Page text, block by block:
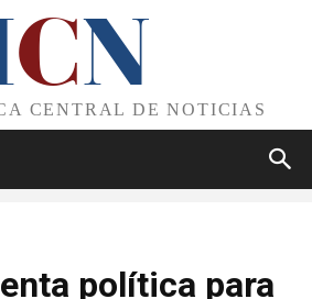
CN
CENTRAL DE NOTICIAS
política para